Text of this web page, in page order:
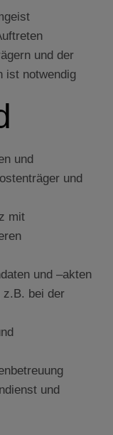
und der
ist notwendig
und
und
mit
und –akten
z.B. bei der
und